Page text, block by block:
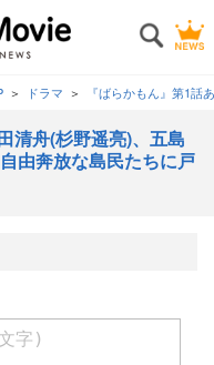
ドラマ 『ばらかもん』第1
清舟(杉野遥亮)、五島
由奔放な島民たちに戸